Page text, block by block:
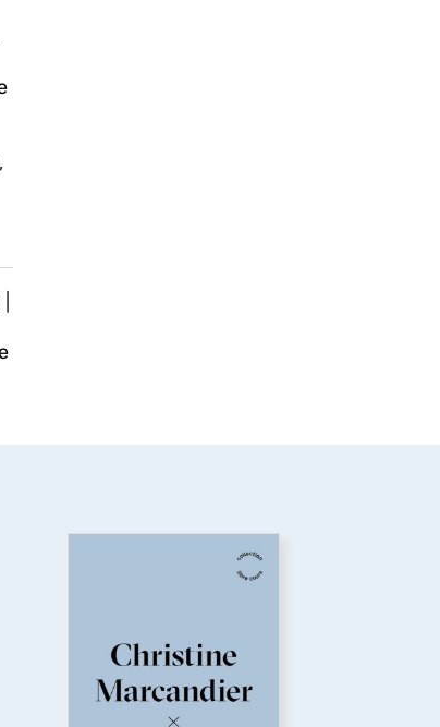
réponse à la question de
Cette discipline critique et
narrative tente de dépasser
l’apparence insoluble du
dérèglement climatique. Que